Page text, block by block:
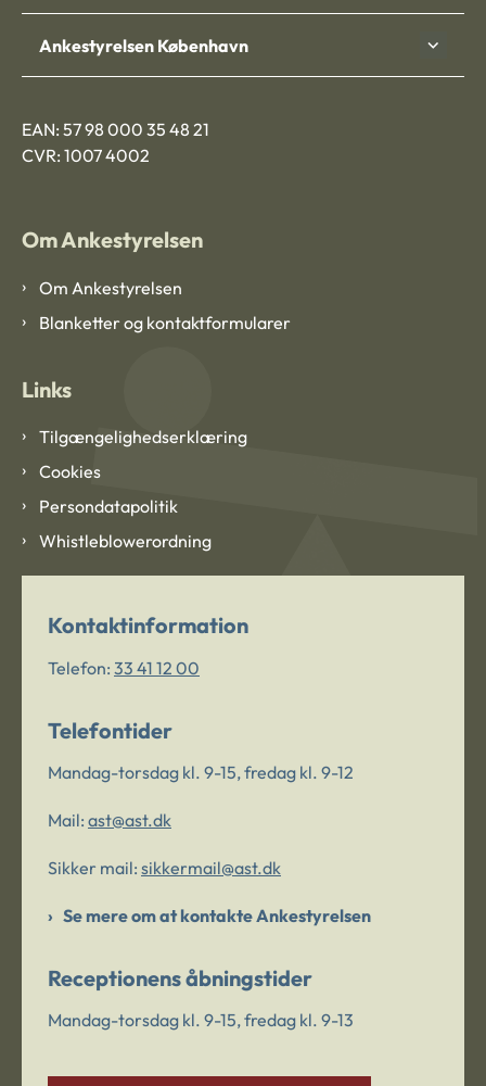
Ankestyrelsen København
EAN: 57 98 000 35 48 21
CVR: 1007 4002
Om Ankestyrelsen
Om Ankestyrelsen
Blanketter og kontaktformularer
Links
Tilgængelighedserklæring
Cookies
Persondatapolitik
Whistleblowerordning
Kontaktinformation
Telefon: 33 41 12 00
Telefontider
Mandag-torsdag kl. 9-15, fredag kl. 9-12
Mail: ast@ast.dk
Sikker mail: sikkermail@ast.dk
Se mere om at kontakte Ankestyrelsen
Receptionens åbningstider
Mandag-torsdag kl. 9-15, fredag kl. 9-13